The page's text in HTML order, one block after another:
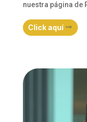
nuestra página de
Click aquí